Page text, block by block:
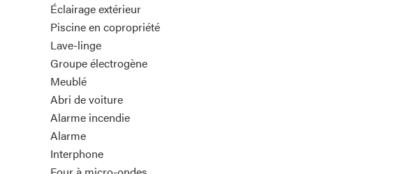
Éclairage extérieur
Piscine en copropriété
Lave-linge
Groupe électrogène
Meublé
Abri de voiture
Alarme incendie
Alarme
Interphone